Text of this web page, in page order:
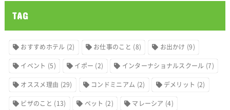
TAG
おすすめホテル (2) お仕事のこと (8) お出かけ (9)
イベント (5) イポー (2) インターナショナルスクール (7)
オススメ理由 (29) コンドミニアム (2) デメリット (2)
ビザのこと (13) ペット (2) マレーシア (4)